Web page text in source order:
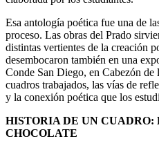
Esa antología poética fue una de
proceso. Las obras del Prado
distintas vertientes de la creación
desembocaron también en una
Conde San Diego, en Cabezón de
cuadros trabajados, las vías de
y la conexión poética que los
HISTORIA DE UN CUADRO:
CHOCOLATE